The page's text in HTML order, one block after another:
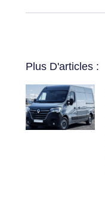
Plus D'articles :